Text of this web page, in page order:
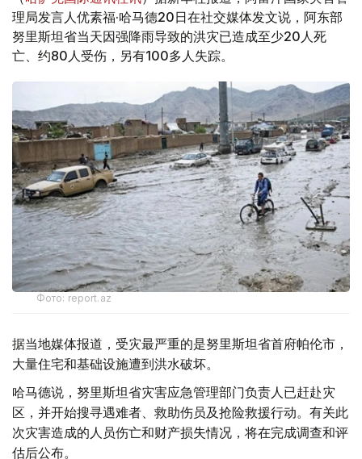
理局发言人优素福·哈马德20日在社交媒体发文说，阿东部
努里斯坦省当天因强降雨导致的洪灾已造成至少20人死
亡、约80人受伤，另有100多人失踪。
Фото: report.az
据当地媒体报道，受灾最严重的是努里斯坦省首府帕伦市，
大量住宅和基础设施遭到洪水破坏。
哈马德说，努里斯坦省灾害应急管理部门负责人已赶赴灾
区，并开始搜寻遇难者、救助伤员及抢险救援行动。有关此
次灾害造成的人员伤亡和财产损失情况，将在完成调查和评
估后公布。